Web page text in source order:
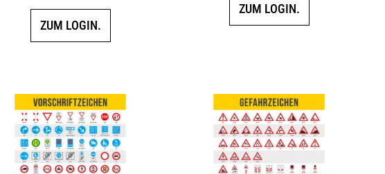
ZUM LOGIN.
ZUM LOGIN.